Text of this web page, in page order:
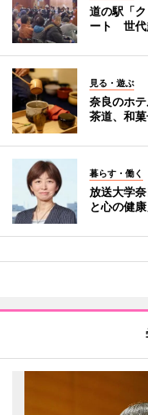
道の駅「
ート 世代
見る・遊ぶ
奈良のホ
茶道、和
暮らす・働く
放送大学
と心の健康